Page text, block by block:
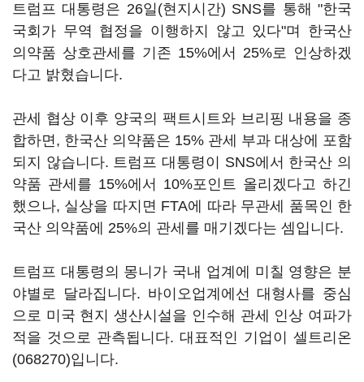
트럼프 대통령은 26일(현지시간) SNS를 통해 "한국
국회가 무역 협정을 이행하지 않고 있다"며 한국산
의약품 상호관세를 기존 15%에서 25%로 인상하겠
다고 밝혔습니다.
관세 협상 이후 양국의 팩트시트와 브리핑 내용을 종
합하면, 한국산 의약품은 15% 관세 부과 대상에 포함
되지 않습니다. 트럼프 대통령이 SNS에서 한국산 의
약품 관세를 15%에서 10%포인트 올리겠다고 하긴
했으나, 실상을 따지면 FTA에 따라 무관세 품목인 한
국산 의약품에 25%의 관세를 매기겠다는 셈입니다.
트럼프 대통령의 몽니가 국내 업계에 미칠 영향은 분
야별로 달라집니다. 바이오업계에선 대형사를 중심
으로 미국 현지 생산시설을 인수해 관세 인상 여파가
적을 것으로 관측됩니다. 대표적인 기업이 셀트리온
(068270)입니다.